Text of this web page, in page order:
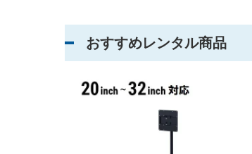
おすすめレンタル商品